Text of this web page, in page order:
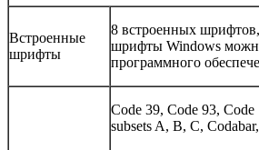
Встроенные
шрифты
8 встроенных шрифтов,
шрифты Windows
программного
Code 39, Code 93,
subsets A, B, C, Codabar,